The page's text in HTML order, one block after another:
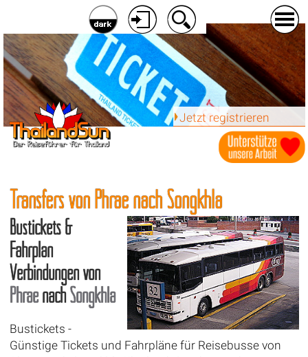
Jetzt registrieren
Transfers von Phrae nach Songkhla
Bustickets &
Fahrplan
Verbindungen von
PhraenachSongkhla
Bustickets -
Günstige Tickets und Fahrpläne für Reisebusse von